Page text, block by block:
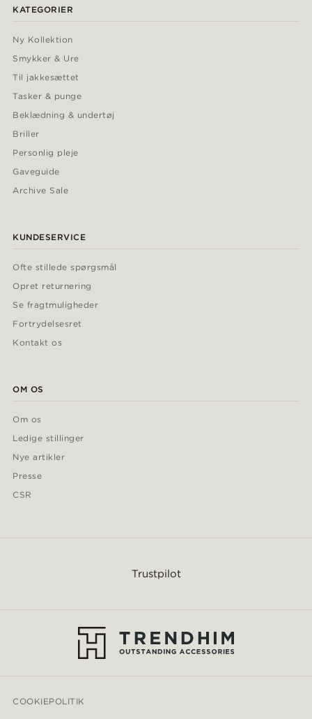
KATEGORIER
Ny Kollektion
Smykker & Ure
Til jakkesættet
Tasker & punge
Beklædning & undertøj
Briller
Personlig pleje
Gaveguide
Archive Sale
KUNDESERVICE
Ofte stillede spørgsmål
Opret returnering
Se fragtmuligheder
Fortrydelsesret
Kontakt os
OM OS
Om os
Ledige stillinger
Nye artikler
Presse
CSR
Trustpilot
COOKIEPOLITIK